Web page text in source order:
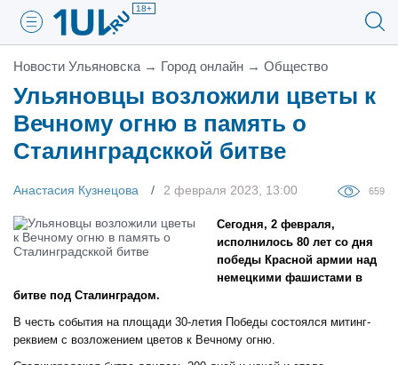
18+
Новости Ульяновска → Город онлайн → Общество
Ульяновцы возложили цветы к
Вечному огню в память о
Сталинградсккой битве
Анастасия Кузнецова 2 февраля 2023, 13:00 659
Сегодня, 2 февраля,
исполнилось 80 лет со дня
победы Красной армии над
немецкими фашистами в
битве под Сталинградом.
В честь события на площади 30-летия Победы состоялся митинг-
реквием с возложением цветов к Вечному огню.